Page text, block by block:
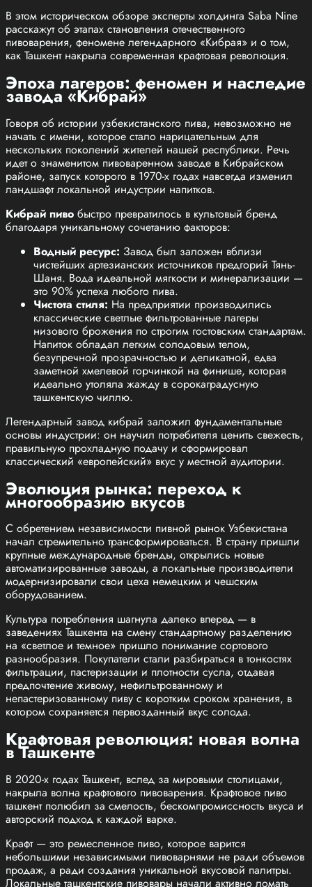
В этом историческом обзоре эксперты холдинга Saba Nine
расскажут об этапах становления отечественного
пивоварения, феномене легендарного «Кибрая» и о том,
как Ташкент накрыла современная крафтовая революция.
Эпоха лагеров: феномен и наследие
завода «Кибрай»
Говоря об истории узбекистанского пива, невозможно не
начать с имени, которое стало нарицательным для
нескольких поколений жителей нашей республики. Речь
идет о знаменитом пивоваренном заводе в Кибрайском
районе, запуск которого в 1970-х годах навсегда изменил
ландшафт локальной индустрии напитков.
Кибрай пиво быстро превратилось в культовый бренд
благодаря уникальному сочетанию факторов:
Водный ресурс: Завод был заложен вблизи
чистейших артезианских источников предгорий Тянь-
Шаня. Вода идеальной мягкости и минерализации —
это 90% успеха любого пива.
Чистота стиля: На предприятии производились
классические светлые фильтрованные лагеры
низового брожения по строгим гостовским стандартам.
Напиток обладал легким солодовым телом,
безупречной прозрачностью и деликатной, едва
заметной хмелевой горчинкой на финише, которая
идеально утоляла жажду в сорокаградусную
ташкентскую чиллю.
Легендарный завод кибрай заложил фундаментальные
основы индустрии: он научил потребителя ценить свежесть,
правильную прохладную подачу и сформировал
классический «европейский» вкус у местной аудитории.
Эволюция рынка: переход к
многообразию вкусов
С обретением независимости пивной рынок Узбекистана
начал стремительно трансформироваться. В страну пришли
крупные международные бренды, открылись новые
автоматизированные заводы, а локальные производители
модернизировали свои цеха немецким и чешским
оборудованием.
Культура потребления шагнула далеко вперед — в
заведениях Ташкента на смену стандартному разделению
на «светлое и темное» пришло понимание сортового
разнообразия. Покупатели стали разбираться в тонкостях
фильтрации, пастеризации и плотности сусла, отдавая
предпочтение живому, нефильтрованному и
непастеризованному пиву с коротким сроком хранения, в
котором сохраняется первозданный вкус солода.
Крафтовая революция: новая волна
в Ташкенте
В 2020-х годах Ташкент, вслед за мировыми столицами,
накрыла волна крафтового пивоварения. Крафтовое пиво
ташкент полюбил за смелость, бескомпромиссность вкуса и
авторский подход к каждой варке.
Крафт — это ремесленное пиво, которое варится
небольшими независимыми пивоварнями не ради объемов
продаж, а ради создания уникальной вкусовой палитры.
Локальные ташкентские пивовары начали активно ломать